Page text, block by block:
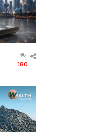
180